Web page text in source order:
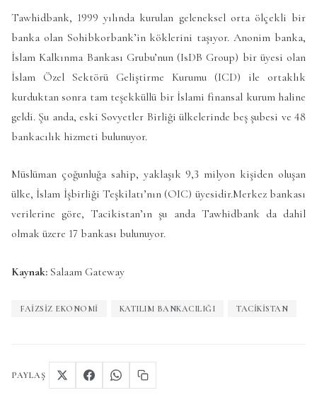
Tawhidbank, 1999 yılında kurulan geleneksel orta ölçekli bir
banka olan Sohibkorbank’in köklerini taşıyor. Anonim banka,
İslam Kalkınma Bankası Grubu’nun (IsDB Group) bir üyesi olan
İslam Özel Sektörü Geliştirme Kurumu (ICD) ile ortaklık
kurduktan sonra tam teşekküllü bir İslami finansal kurum haline
geldi. Şu anda, eski Sovyetler Birliği ülkelerinde beş şubesi ve 48
bankacılık hizmeti bulunuyor.
Müslüman çoğunluğa sahip, yaklaşık 9,3 milyon kişiden oluşan
ülke, İslam İşbirliği Teşkilatı’nın (OIC) üyesidir.Merkez bankası
verilerine göre, Tacikistan’ın şu anda Tawhidbank da dahil
olmak üzere 17 bankası bulunuyor.
Kaynak: Salaam Gateway
FAIZSIZ EKONOMI KATILIM BANKACILIĞI TACIKISTAN
PAYLAŞ